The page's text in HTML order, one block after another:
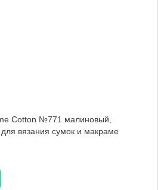
Cotton №771 малиновый,
вязания сумок и макраме